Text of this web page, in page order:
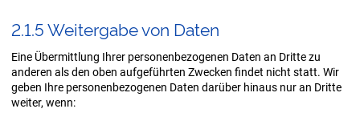
2.1.5 Wei­ter­ga­be von Daten
Eine Übermittlung Ihrer personenbezogenen Daten an Dritte zu
anderen als den oben aufgeführten Zwecken findet nicht statt. Wir
geben Ihre personenbezogenen Daten darüber hinaus nur an Dritte
weiter, wenn: